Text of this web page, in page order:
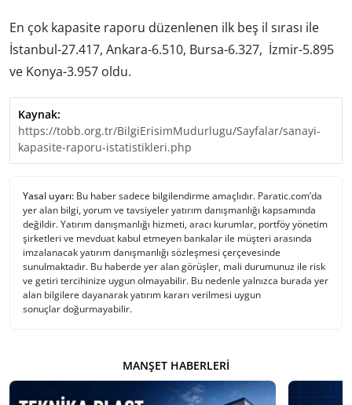
En çok kapasite raporu düzenlenen ilk beş il sırası ile
İstanbul-27.417, Ankara-6.510, Bursa-6.327, İzmir-5.895
ve Konya-3.957 oldu.
Kaynak:
https://tobb.org.tr/BilgiErisimMudurlugu/Sayfalar/sanayi-
kapasite-raporu-istatistikleri.php
Yasal uyarı: Bu haber sadece bilgilendirme amaçlıdır. Paratic.com’da
yer alan bilgi, yorum ve tavsiyeler yatırım danışmanlığı kapsamında
değildir. Yatırım danışmanlığı hizmeti, aracı kurumlar, portföy yönetim
şirketleri ve mevduat kabul etmeyen bankalar ile müşteri arasında
imzalanacak yatırım danışmanlığı sözleşmesi çerçevesinde
sunulmaktadır. Bu haberde yer alan görüşler, mali durumunuz ile risk
ve getiri tercihinize uygun olmayabilir. Bu nedenle yalnızca burada yer
alan bilgilere dayanarak yatırım kararı verilmesi uygun
sonuçlar doğurmayabilir.
MANŞET HABERLERI